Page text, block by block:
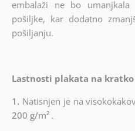
embalaži ne bo
pošiljke, kar dodatno
pošiljanju.
Lastnosti plakata na kratko
1. Natisnjen je na
200 g/m² .